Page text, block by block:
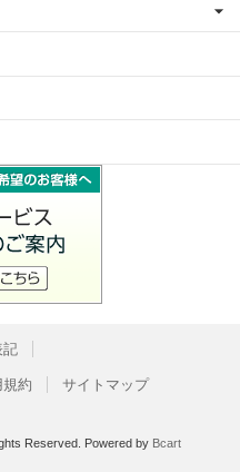
記
約 サイトマップ
Reserved. Powered by Bcart